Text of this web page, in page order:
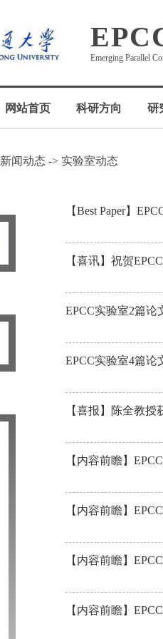
Emerging Parallel
网站首页 科研方向 研
新闻动态 -> 实验室动态
【Best Paper】
【喜讯】祝贺
EPCC实验室2篇论
EPCC实验室4篇论
【喜报】陈全教
【内容前瞻】
【内容前瞻】
【内容前瞻】
【内容前瞻】